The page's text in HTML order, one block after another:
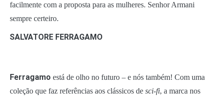
facilmente com a proposta para as mulheres. Senhor Armani
sempre certeiro.
SALVATORE FERRAGAMO
Ferragamo está de olho no futuro – e nós também! Com uma
coleção que faz referências aos clássicos de sci-fi, a marca nos